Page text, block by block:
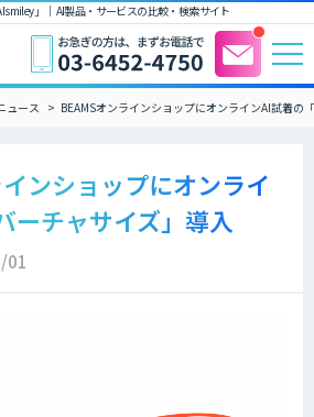
」｜ AI製品・サービスの比較・検索サイト
ュース BEAMSオンラインショップにオンラインAI試着の
ンショップにオンライ
ーチャサイズ」導入
01